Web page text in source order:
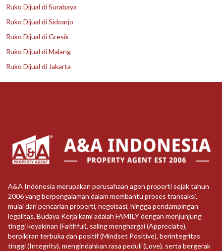
Ruko Dijual di Surabaya
Ruko Dijual di Sidoarjo
Ruko Dijual di Gresik
Ruko Dijual di Malang
Ruko Dijual di Jakarta
A&A Indonesia merupakan perusahaan agen properti sejak tahun
2006 yang berpengalaman dalam membantu proses transaksi,
mulai dari pencarian properti, negoisasi, hingga pendampingan
legalitas. Budaya Kerja kami adalah FAMILY dengan menjunjung
tinggi keyakinan (Faithful), saling menghargai (Appreciate),
berpikiran terbuka dan positif (Mindset Positive), berintegritas
tinggi (Integrity), mengindahkan rasa peduli (Love), serta bergerak